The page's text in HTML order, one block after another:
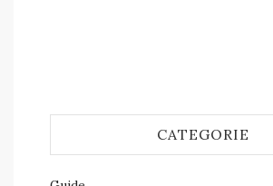
CATEGORIE